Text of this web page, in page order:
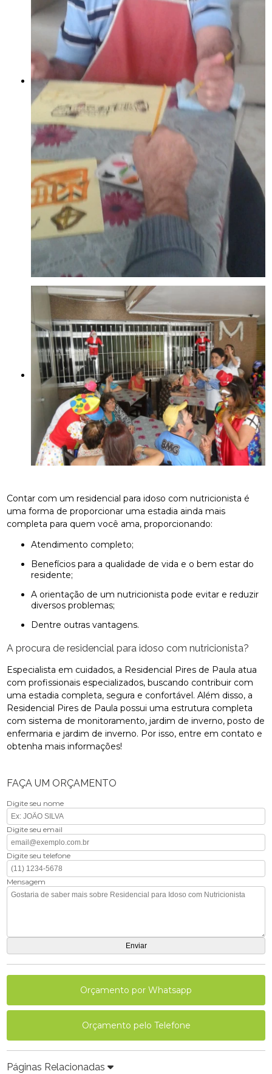
Contar com um residencial para idoso com nutricionista é
uma forma de proporcionar uma estadia ainda mais
completa para quem você ama, proporcionando:
atendimento completo;
benefícios para a qualidade de vida e o bem estar do
residente;
a orientação de um nutricionista pode evitar e reduzir
diversos problemas;
dentre outras vantagens.
A procura de residencial para idoso com nutricionista?
Especialista em cuidados, a Residencial Pires de Paula atua
com profissionais especializados, buscando contribuir com
uma estadia completa, segura e confortável. Além disso, a
Residencial Pires de Paula possui uma estrutura completa
com sistema de monitoramento, jardim de inverno, posto de
enfermaria e jardim de inverno. Por isso, entre em contato e
obtenha mais informações!
FAÇA UM ORÇAMENTO
Digite seu nome
Digite seu email
Digite seu telefone
Mensagem
Orçamento por Whatsapp
Orçamento pelo Telefone
Páginas Relacionadas